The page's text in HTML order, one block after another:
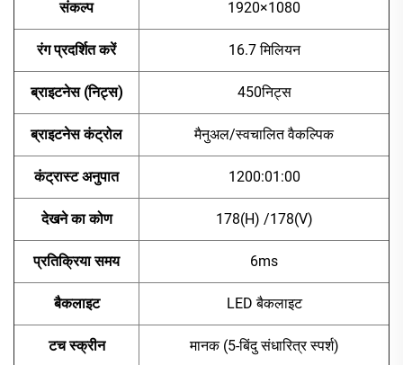
संकल्प 1920×1080
रंग प्रदर्शित करें 16.7 मिलियन
ब्राइटनेस (निट्स) 450निट्स
ब्राइटनेस कंट्रोल मैनुअल/स्वचालित वैकल्पिक
कंट्रास्ट अनुपात 1200:01:00
देखने का कोण 178(H) /178(V)
प्रतिक्रिया समय 6ms
बैकलाइट LED बैकलाइट
टच स्क्रीन मानक (5-बिंदु संधारित्र स्पर्श)